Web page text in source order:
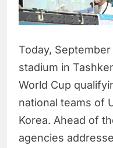
Today,
stadium in
World Cup
national teams of
Korea. Ahead of
agencies